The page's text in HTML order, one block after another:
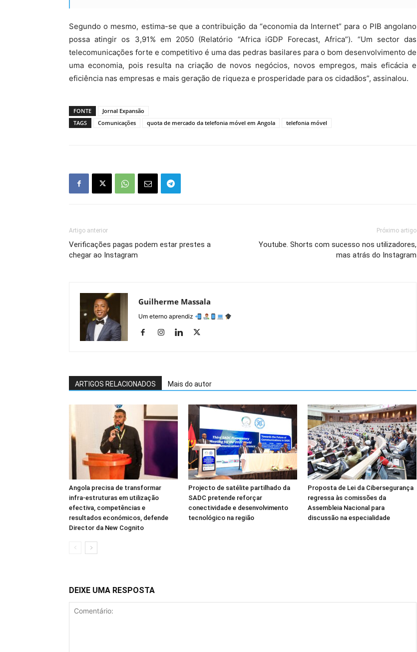
Segundo o mesmo, estima-se que a contribuição da “economia da Internet” para o PIB angolano
possa atingir os 3,91% em 2050 (Relatório “Africa iGDP Forecast, Africa”). “Um sector das
telecomunicações forte e competitivo é uma das pedras basilares para o bom desenvolvimento de
uma economia, pois resulta na criação de novos negócios, novos empregos, mais eficácia e
eficiência nas empresas e mais geração de riqueza e prosperidade para os cidadãos”, assinalou.
FONTE
Jornal Expansão
TAGS
Comunicações quota de mercado da telefonia móvel em Angola telefonia móvel
Artigo anterior
Verificações pagas podem estar prestes a
chegar ao Instagram
Próximo artigo
Youtube. Shorts com sucesso nos utilizadores,
mas atrás do Instagram
Guilherme Massala
Um eterno aprendiz
ARTIGOS RELACIONADOS Mais do autor
Angola precisa de transformar
infra-estruturas em utilização
efectiva, competências e
resultados económicos, defende
Director da New Cognito
Projecto de satélite partilhado da
SADC pretende reforçar
conectividade e desenvolvimento
tecnológico na região
Proposta de Lei da Cibersegurança
regressa às comissões da
Assembleia Nacional para
discussão na especialidade
DEIXE UMA RESPOSTA